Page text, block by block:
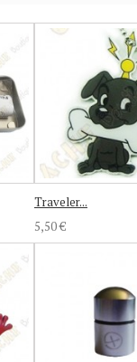
Traveler...
5,50 €